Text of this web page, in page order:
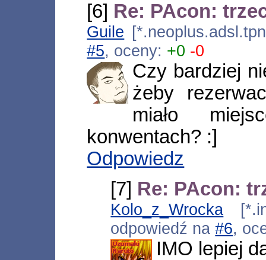
[6] Re: PAcon:
Guile
#5, oceny: +0 -0
Czy bardziej
żeby
miało
konwentach? :]
Odpowiedz
[7] Re: PAcon:
Kolo_z_Wrocka
odpowiedź na#6,
IMO lepiej